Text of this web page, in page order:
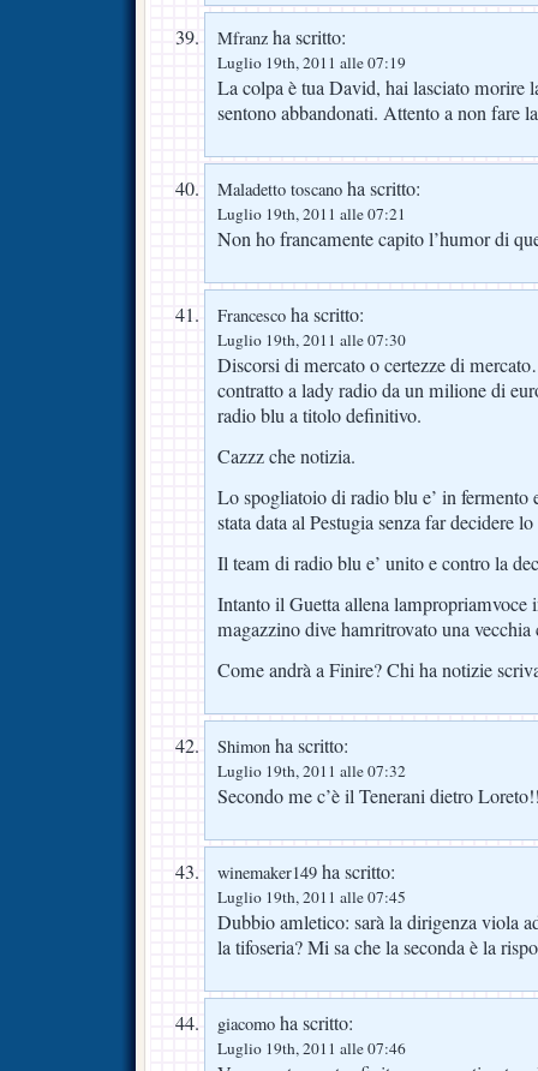
Mfranz ha scritto:
Luglio 19th, 2011 alle 07:19
La colpa è tua David, hai lasciato morire
sentono abbandonati. Attento a non
Maladetto toscano ha scritto:
Luglio 19th, 2011 alle 07:21
Non ho francamente capito l’humor di
Francesco ha scritto:
Luglio 19th, 2011 alle 07:30
Discorsi di mercato o certezze di
contratto a lady radio da un milione di
radio blu a titolo definitivo.
Cazzz che notizia.
Lo spogliatoio di radio blu e’ in fermento
stata data al Pestugia senza far decidere
Il team di radio blu e’ unito e contro la
Intanto il Guetta allena lampropriamvoce
magazzino dive hamritrovato una vecchia
Come andrà a Finire? Chi ha notizie
Shimon ha scritto:
Luglio 19th, 2011 alle 07:32
Secondo me c’è il Tenerani dietro
winemaker149 ha scritto:
Luglio 19th, 2011 alle 07:45
Dubbio amletico: sarà la dirigenza viola
la tifoseria? Mi sa che la seconda è la
giacomo ha scritto:
Luglio 19th, 2011 alle 07:46